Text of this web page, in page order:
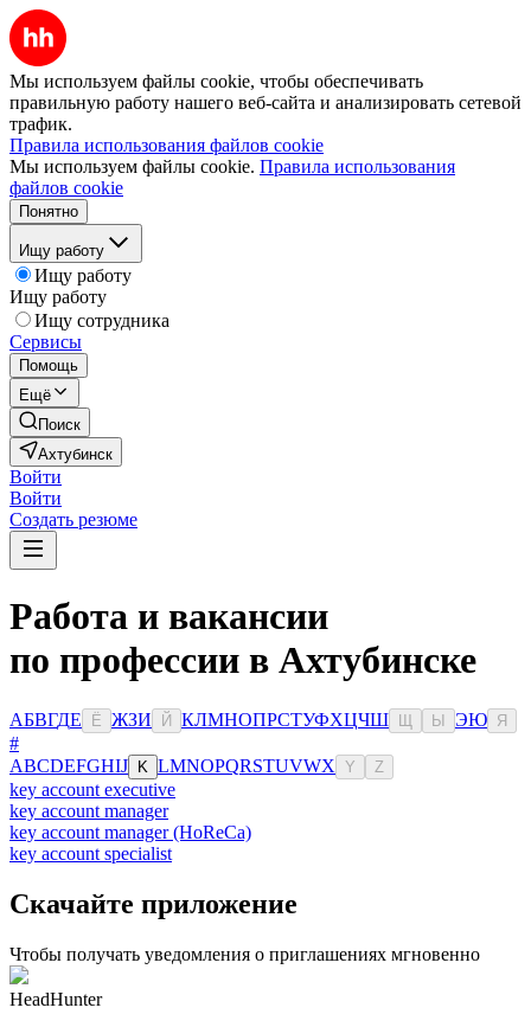
Мы используем файлы cookie, чтобы обеспечивать
правильную работу нашего веб-сайта и анализировать сетевой
трафик.
Правила использования файлов cookie
Мы используем файлы cookie. Правила использования
файлов cookie
Понятно
Ищу работу
Ищу работу
Ищу работу
Ищу сотрудника
Сервисы
Помощь
Ещё
Поиск
Ахтубинск
Войти
Войти
Создать резюме
Работа и вакансии
по профессии в Ахтубинске
АБВГДЕ Ё ЖЗИ Й КЛМНОПРСТУФХЦЧШ Ы ЭЮ Я
#
ABCDEFGHIJ K LMNOPQRSTUVWX Y Z
key account executive
key account manager
key account manager (HoReCa)
key account specialist
Скачайте приложение
Чтобы получать уведомления о приглашениях мгновенно
HeadHunter